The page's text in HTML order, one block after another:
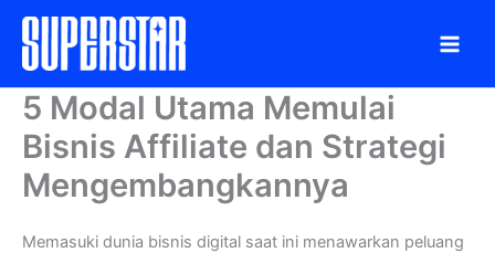
Skip
content
5 Modal Utama Memulai
Bisnis Affiliate dan Strategi
Mengembangkannya
Memasuki dunia bisnis digital saat ini menawarkan peluang